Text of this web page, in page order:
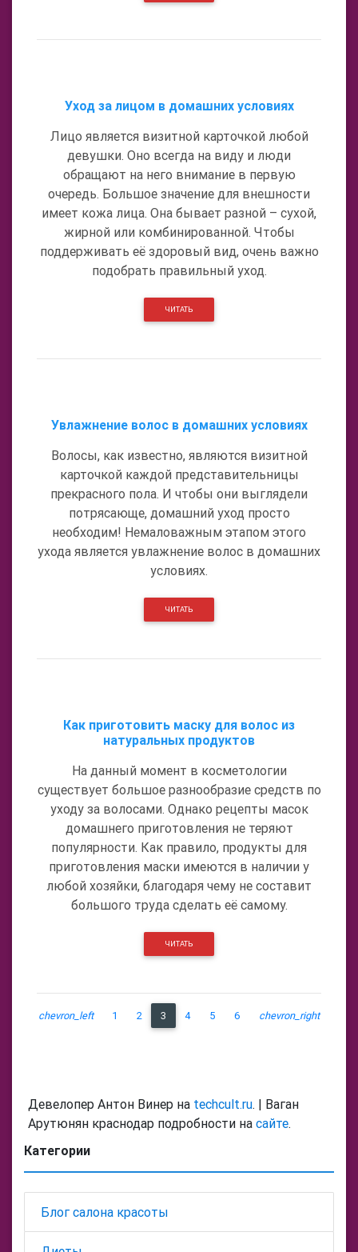
Уход за лицом в домашних условиях
Лицо является визитной карточкой любой
девушки. Оно всегда на виду и люди
обращают на него внимание в первую
очередь. Большое значение для внешности
имеет кожа лица. Она бывает разной – сухой,
жирной или комбинированной. Чтобы
поддерживать её здоровый вид, очень важно
подобрать правильный уход.
ЧИТАТЬ
Увлажнение волос в домашних условиях
Волосы, как известно, являются визитной
карточкой каждой представительницы
прекрасного пола. И чтобы они выглядели
потрясающе, домашний уход просто
необходим! Немаловажным этапом этого
ухода является увлажнение волос в домашних
условиях.
ЧИТАТЬ
Как приготовить маску для волос из
натуральных продуктов
На данный момент в косметологии
существует большое разнообразие средств по
уходу за волосами. Однако рецепты масок
домашнего приготовления не теряют
популярности. Как правило, продукты для
приготовления маски имеются в наличии у
любой хозяйки, благодаря чему не составит
большого труда сделать её самому.
ЧИТАТЬ
chevron_left 1 2 3 4 5 6 chevron_right
Девелопер Антон Винер на techcult.ru. | Ваган
Арутюнян краснодар подробности на сайте.
Категории
Блог салона красоты